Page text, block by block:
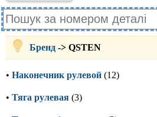
Бренд -> QSTEN
• Наконечник рулевой (12)
• Тяга рулевая (3)